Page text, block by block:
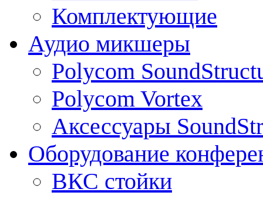
Комплектующие
Аудио микшеры
Polycom
Polycom Vortex
Аксессуары
Оборудование
ВКС стойки